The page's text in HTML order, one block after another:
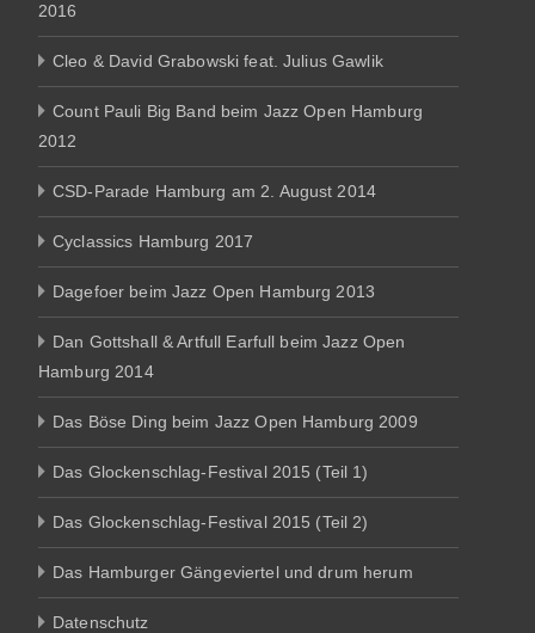
2016
Cleo & David Grabowski feat. Julius Gawlik
Count Pauli Big Band beim Jazz Open Hamburg
2012
CSD-Parade Hamburg am 2. August 2014
Cyclassics Hamburg 2017
Dagefoer beim Jazz Open Hamburg 2013
Dan Gottshall & Artfull Earfull beim Jazz Open
Hamburg 2014
Das Böse Ding beim Jazz Open Hamburg 2009
Das Glockenschlag-Festival 2015 (Teil 1)
Das Glockenschlag-Festival 2015 (Teil 2)
Das Hamburger Gängeviertel und drum herum
Datenschutz